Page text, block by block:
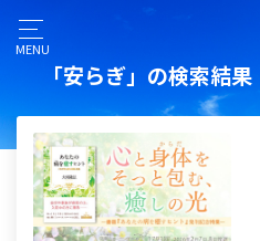
MENU
「安らぎ」の検索結果